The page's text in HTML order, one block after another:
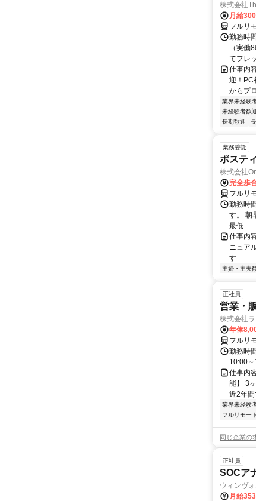
株式会社
月給
フルリ
勤務時
（実
てフレ
仕事内
迎！PC
からプ
業界未経験
未経験者歓
長期歓迎
業務委託
ポステ
株式会社
完全歩
フルリ
勤務時
す。 朝
最低...
仕事内
ニュア
す...
主婦・主夫
正社員
営業・
株式会社
年俸
フルリ
勤務時
10:00
仕事内
能】 3
近2年
業界未経験
フルリモート
同じ企業の
正社員
SOCア
ウィンヴ
月給